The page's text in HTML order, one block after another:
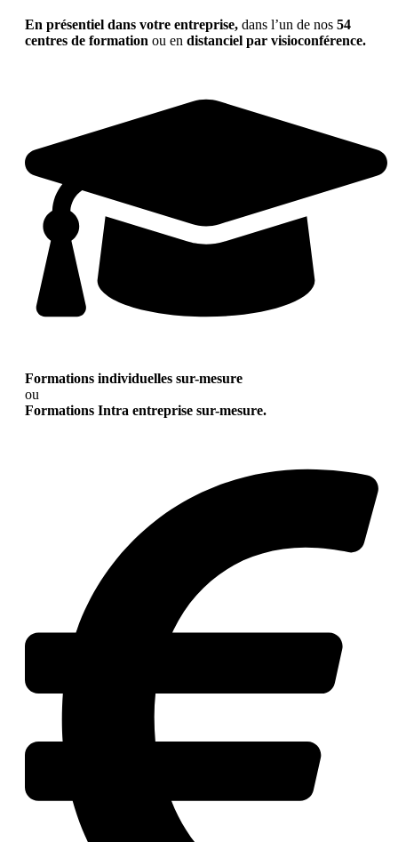
En présentiel dans votre entreprise, dans l’un de nos 54
centres de formation ou en distanciel par visioconférence.
Formations individuelles sur-mesure
ou
Formations Intra entreprise sur-mesure.